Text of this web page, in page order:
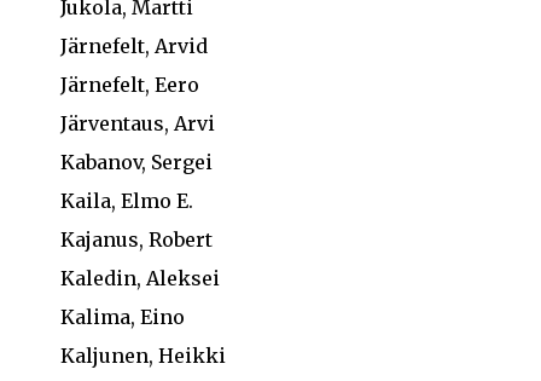
Jukola, Martti
Järnefelt, Arvid
Järnefelt, Eero
Järventaus, Arvi
Kabanov, Sergei
Kaila, Elmo E.
Kajanus, Robert
Kaledin, Aleksei
Kalima, Eino
Kaljunen, Heikki